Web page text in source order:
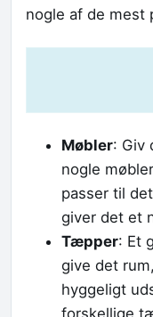
nogle af de mest
Møbler: Giv
nogle
passer til
giver det et
Tæpper: Et
give det
hyggeligt